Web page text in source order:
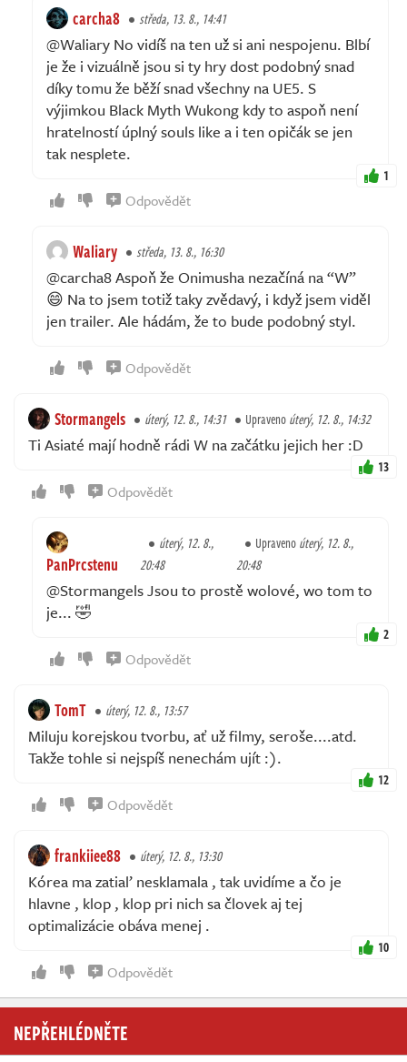
carcha8 středa, 13. 8., 14:41
@Waliary No vidíš na ten už si ani nespojenu. Blbí
je že i vizuálně jsou si ty hry dost podobný snad
díky tomu že běží snad všechny na UE5. S
výjimkou Black Myth Wukong kdy to aspoň není
hratelností úplný souls like a i ten opičák se jen
tak nesplete.
1
Odpovědět
Waliary středa, 13. 8., 16:30
@carcha8 Aspoň že Onimusha nezačíná na “W”
😄 Na to jsem totiž taky zvědavý, i když jsem viděl
jen trailer. Ale hádám, že to bude podobný styl.
Odpovědět
Stormangels úterý, 12. 8., 14:31 Upravenoúterý, 12. 8., 14:32
Ti Asiaté mají hodně rádi W na začátku jejich her :D
13
Odpovědět
PanPrcstenu
úterý, 12. 8.,
20:48
Upravenoúterý, 12. 8.,
20:48
@Stormangels Jsou to prostě wolové, wo tom to
je... 🤣
2
Odpovědět
TomT úterý, 12. 8., 13:57
Miluju korejskou tvorbu, ať už filmy, seroše....atd.
Takže tohle si nejspíš nenechám ujít :).
12
Odpovědět
frankiiee88 úterý, 12. 8., 13:30
Kórea ma zatiaľ nesklamala , tak uvidíme a čo je
hlavne , klop , klop pri nich sa človek aj tej
optimalizácie obáva menej .
10
Odpovědět
NEPŘEHLÉDNĚTE